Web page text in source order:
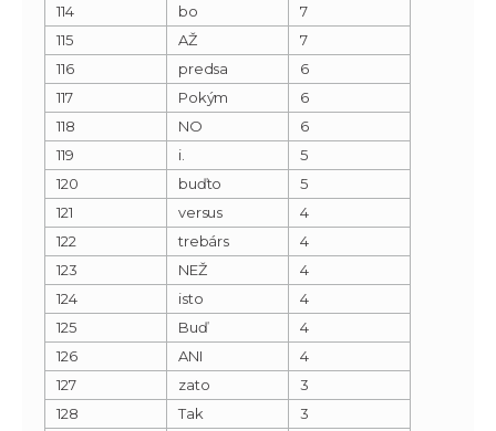
114
bo
7
115
AŽ
7
116
predsa
6
117
Pokým
6
118
NO
6
119
i.
5
120
buďto
5
121
versus
4
122
trebárs
4
123
NEŽ
4
124
isto
4
125
Buď
4
126
ANI
4
127
zato
3
128
Tak
3